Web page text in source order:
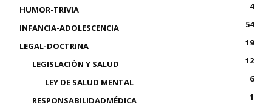
HUMOR-TRIVIA
4
INFANCIA-ADOLESCENCIA
54
LEGAL-DOCTRINA
19
LEGISLACIÓN Y SALUD
12
LEY DE SALUD MENTAL
6
RESPONSABILIDADMÉDICA
1